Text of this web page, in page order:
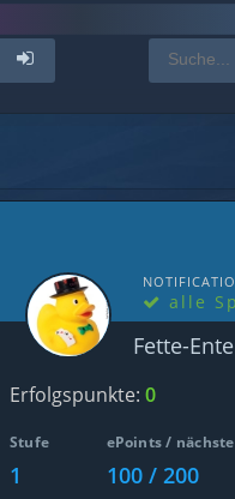
alle
Fette-Ente
Erfolgspunkte: 0
Stufe
1
ePoints /
100 / 200